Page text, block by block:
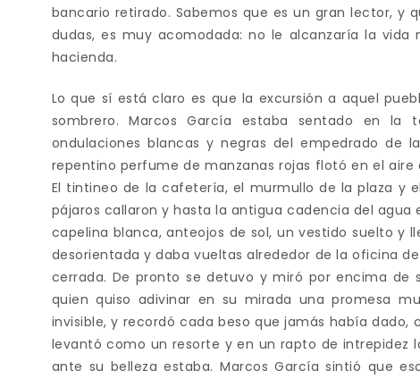
bancario retirado. Sabemos que es un gran lector, y
dudas, es muy acomodada: no le alcanzaría la
hacienda.
Lo que sí está claro es que la excursión a aquel
sombrero. Marcos García estaba sentado en la
ondulaciones blancas y negras del empedrado de
repentino perfume de manzanas rojas flotó en el
El tintineo de la cafetería, el murmullo de la plaza y
pájaros callaron y hasta la antigua cadencia del agua
capelina blanca, anteojos de sol, un vestido suelto y
desorientada y daba vueltas alrededor de la oficina
cerrada. De pronto se detuvo y miró por encima de
quien quiso adivinar en su mirada una promesa
invisible, y recordó cada beso que jamás había
levantó como un resorte y en un rapto de intrepidez
ante su belleza estaba. Marcos García sintió que